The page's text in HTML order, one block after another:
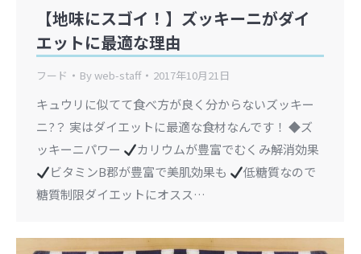
【地味にスゴイ！】ズッキーニがダイ
エットに最適な理由
フード Byweb-staff 2017年10月21日
キュウリに似てて食べ方が良く分からないズッキー
ニ?？ 実はダイエットに最適な食材なんです！ ◆ズ
ッキーニパワー
カリウムが豊富でむくみ解消効果
ビタミンB郡が豊富で美肌効果も
低糖質なので
糖質制限ダイエットにオスス…